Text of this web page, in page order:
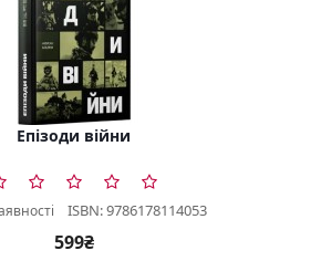
Епізоди війни
ISBN: 9786178114053
599₴